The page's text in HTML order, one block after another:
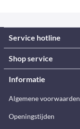
Service hotline
Shop service
Informatie
Algemene voorwaarden
Openingstijden